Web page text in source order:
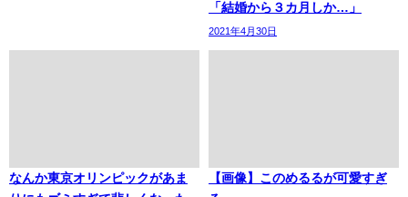
「結婚から３カ月しか…」
2021年4月30日
なんか東京オリンピックがあま
【画像】このめるるが可愛すぎ